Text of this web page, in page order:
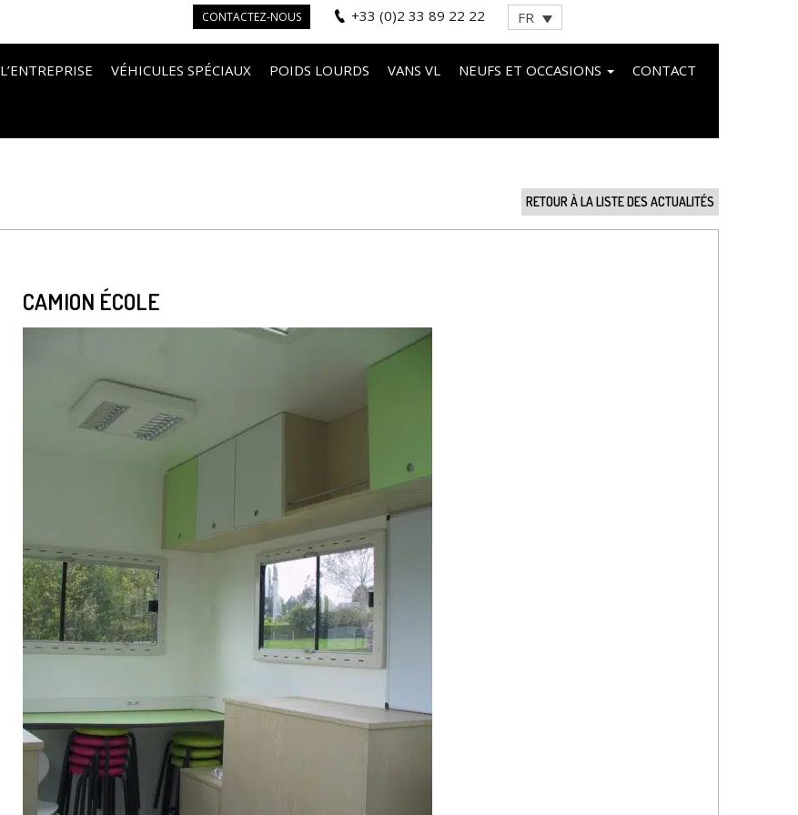
CONTACTEZ-NOUS +33 (0)2 33 89 22 22 FR
L’ENTREPRISE VÉHICULES SPÉCIAUX POIDS LOURDS VANS VL NEUFS ET OCCASIONS CONTACT
RETOUR À LA LISTE DES ACTUALITÉS
CAMION ÉCOLE